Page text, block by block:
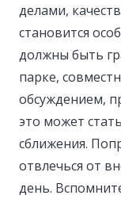
делами,
становится
должны быть
парке,
обсуждением,
это может
сближения.
отвлечься от
день.